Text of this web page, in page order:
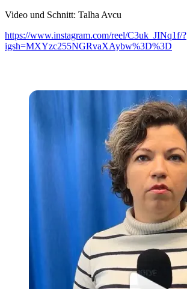
Video und Schnitt: Talha Avcu
https://www.instagram.com/reel/C3uk_JINq1f/?
igsh=MXYzc255NGRvaXAybw%3D%3D